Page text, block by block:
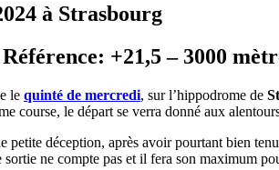
à Strasbourg
+21,5 – 3000
le quinté de mercredi, sur l’hippodrome de
course, le départ se verra donné aux
petite déception, après avoir pourtant bien
ne compte pas et il fera son maximum